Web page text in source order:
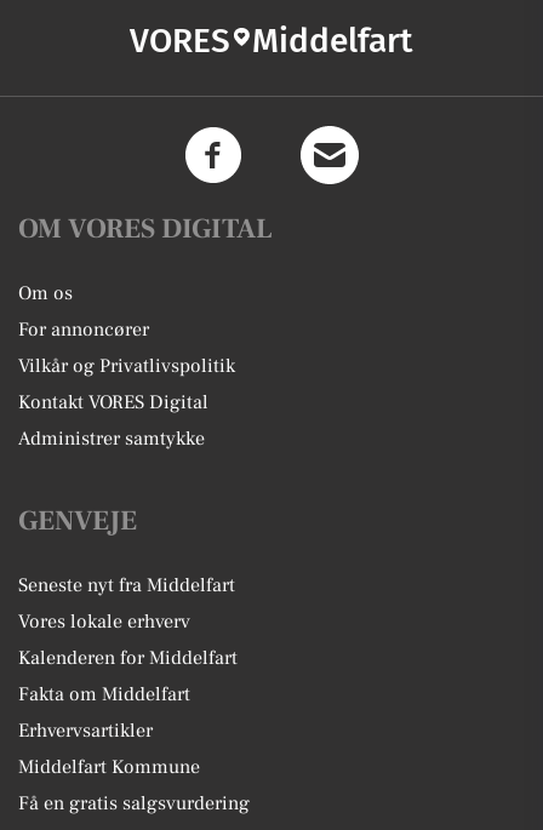
VORES Middelfart
OM VORES DIGITAL
Om os
For annoncører
Vilkår og Privatlivspolitik
Kontakt VORES Digital
Administrer samtykke
GENVEJE
Seneste nyt fra Middelfart
Vores lokale erhverv
Kalenderen for Middelfart
Fakta om Middelfart
Erhvervsartikler
Middelfart Kommune
Få en gratis salgsvurdering